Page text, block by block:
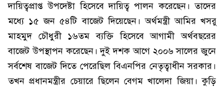
দায়িত্বপ্রাপ্ত উপদেষ্টা হিসেবে দায়িত্ব পালন করেছেন। তাদের
মধ্যে ১৫ জন ৫৪টি বাজেট দিয়েছেন। অর্থমন্ত্রী আমির খসরু
মাহমুদ চৌধুরী ১৬তম ব্যক্তি হিসেবে আগামী অর্থবছরের
বাজেট উপস্থাপন করেছেন। দুই দশক আগে ২০০৬ সালের জুনে
সর্বশেষ বাজেট দিতে পেরেছিল বিএনপির নেতৃত্বাধীন সরকার।
তখন প্রধানমন্ত্রীর চেয়ারে ছিলেন বেগম খালেদা জিয়া। কুড়ি